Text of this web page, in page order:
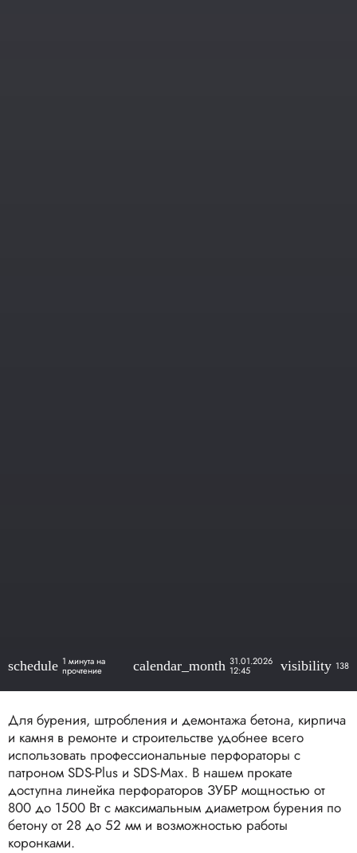
schedule 1 минута на
прочтение calendar_month 31.01.2026
12:45 visibility 138
Для бурения, штробления и демонтажа бетона, кирпича
и камня в ремонте и строительстве удобнее всего
использовать профессиональные перфораторы с
патроном SDS‑Plus и SDS‑Max. В нашем прокате
доступна линейка перфораторов ЗУБР мощностью от
800 до 1500 Вт с максимальным диаметром бурения по
бетону от 28 до 52 мм и возможностью работы
коронками.